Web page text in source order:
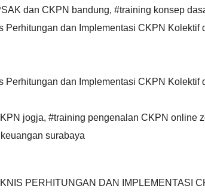
dan CKPN bandung, #training konsep
Perhitungan dan Implementasi CKPN Kolektif
Perhitungan dan Implementasi CKPN Kolektif
jogja, #training pengenalan CKPN online
surabaya
PERHITUNGAN DAN IMPLEMENTASI